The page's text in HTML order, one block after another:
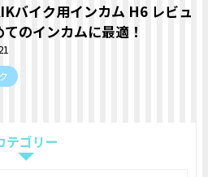
バイク用インカム H6 レビュ
てのインカムに最適！
テゴリー